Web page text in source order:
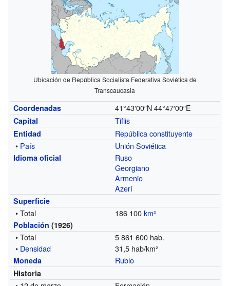
Ubicación de República Socialista Federativa Soviética de
Transcaucasia
Coordenadas 41°43′00″N 44°47′00″E
Capital Tiflis
Entidad
República constituyente
• País Unión Soviética
Idioma oficial
Ruso
Georgiano
Armenio
Azerí
Superficie
• Total 186 100km²
Población (1926)
• Total
5 861 600 hab.
• Densidad 31,5 hab/km²
Moneda Rublo
Historia